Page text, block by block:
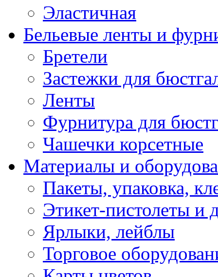
Эластичная
Бельевые ленты и
Бретели
Застежки для
Ленты
Фурнитура для
Чашечки корсетные
Материалы и
Пакеты, упаковка,
Этикет-пистолеты и
Ярлыки, лейблы
Торговое